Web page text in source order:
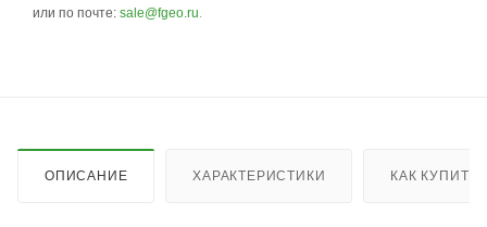
или по почте: sale@fgeo.ru.
ОПИСАНИЕ ХАРАКТЕРИСТИКИ КАК КУПИТЬ